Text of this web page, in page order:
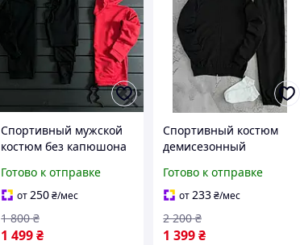
Спортивный мужской
костюм без капюшона
зипер + брюки +
футболка мужские
ЛЮКС качества
Готово к отправке
от250₴/мес
1 499₴
1 800 ₴
Спортивный костюм
демисезонный
Кофта без капюшона +
Брюки + носки в
подарок
Готово к отправке
от233₴/мес
1 399₴
2 200 ₴